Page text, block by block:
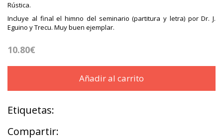
Rústica.
Incluye al final el himno del seminario (partitura y letra) por Dr. J.
Eguino y Trecu. Muy buen ejemplar.
10.80€
Añadir al carrito
Etiquetas:
Compartir: